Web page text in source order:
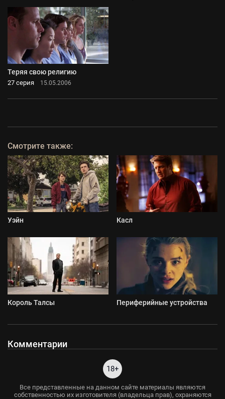
Теряя свою религию
27 серия 15.05.2006
Смотрите также:
Уэйн Касл
Король Талсы Периферийные устройства
Комментарии
18+
Все представленные на данном сайте материалы являются
собственностью их изготовителя (владельца прав), охраняются